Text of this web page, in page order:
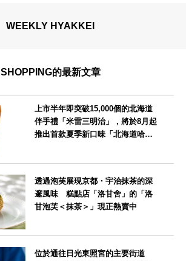
WEEKLY HYAKKEI
SHOPPING的最新文章
上市半年即突破15,000個的北海道
伴手禮「米雷三明治」，將於8月起
推出首款夏季新口味「北海道哈密
透過泡芙展現京都・宇治抹茶的深
邃風味 糕點店「洛甘舍」的「洛
甘泡芙＜抹茶＞」現正熱賣中
位於通往日光東照宮的主要街道